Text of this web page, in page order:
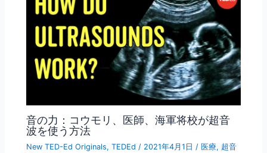
音の力：コウモリ、医師、海軍将校が超音
波を使う方法
New TED-Ed Originals,TEDEd / 2021年4月1日 / 医療, 超音